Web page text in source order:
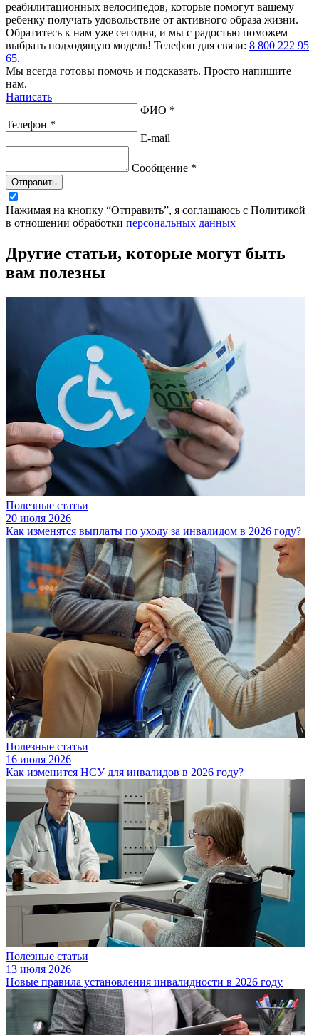
реабилитационных велосипедов, которые помогут вашему
ребенку получать удовольствие от активного образа жизни.
Обратитесь к нам уже сегодня, и мы с радостью поможем
выбрать подходящую модель! Телефон для связи: 8 800 222 95
65.
Мы всегда готовы помочь и подсказать. Просто напишите
нам.
Написать
ФИО *
Телефон *
E-mail
Сообщение *
Отправить
Нажимая на кнопку “Отправить”, я соглашаюсь с Политикой
в отношении обработки персональных данных
Другие статьи, которые могут быть
вам полезны
Полезные статьи
20 июля 2026
Как изменятся выплаты по уходу за инвалидом в 2026 году?
Полезные статьи
16 июля 2026
Как изменится НСУ для инвалидов в 2026 году?
Полезные статьи
13 июля 2026
Новые правила установления инвалидности в 2026 году